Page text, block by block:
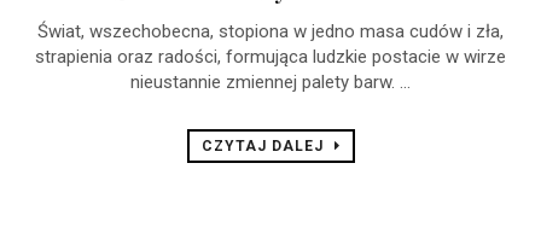
Świat, wszechobecna, stopiona w jedno masa cudów i zła,
strapienia oraz radości, formująca ludzkie postacie w wirze
nieustannie zmiennej palety barw. ...
CZYTAJ DALEJ